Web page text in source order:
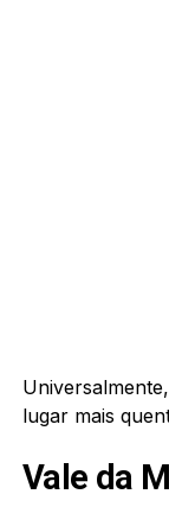
lugar mais
Vale da